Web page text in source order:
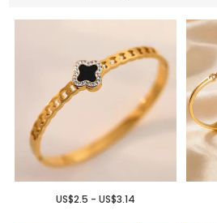
US$2.5 - US$3.14